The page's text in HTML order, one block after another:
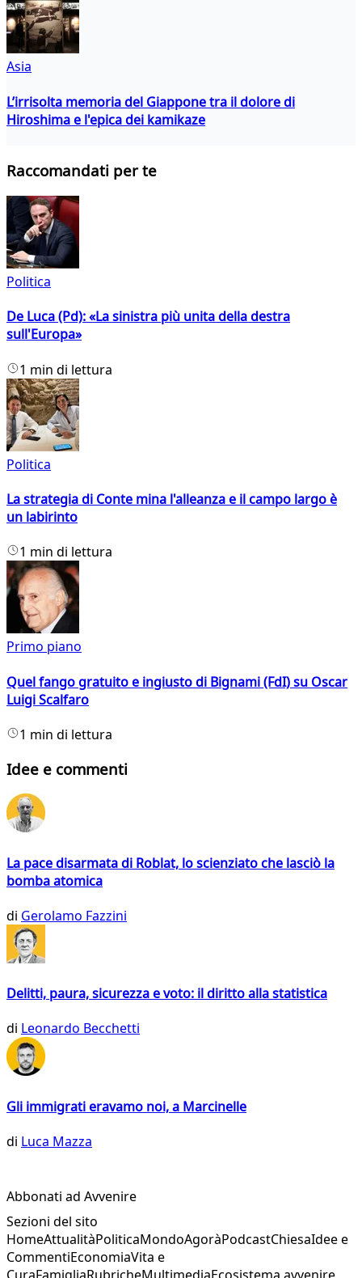
Asia
L’irrisolta memoria del Giappone tra il dolore di
Hiroshima e l'epica dei kamikaze
Raccomandati per te
Politica
De Luca (Pd): «La sinistra più unita della destra
sull'Europa»
1 min di lettura
Politica
La strategia di Conte mina l'alleanza e il campo largo è
un labirinto
1 min di lettura
Primo piano
Quel fango gratuito e ingiusto di Bignami (FdI) su Oscar
Luigi Scalfaro
1 min di lettura
Idee e commenti
La pace disarmata di Roblat, lo scienziato che lasciò la
bomba atomica
di Gerolamo Fazzini
Delitti, paura, sicurezza e voto: il diritto alla statistica
di Leonardo Becchetti
Gli immigrati eravamo noi, a Marcinelle
di Luca Mazza
Abbonati ad Avvenire
Sezioni del sito
HomeAttualitàPoliticaMondoAgoràPodcastChiesaIdee e
CommentiEconomiaVita e